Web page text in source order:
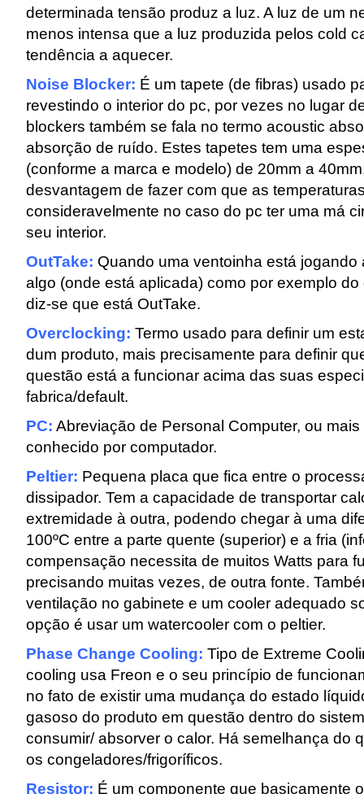
determinada tensão produz a luz. A luz de um
menos intensa que a luz produzida pelos cold
tendência a aquecer.
Noise Blocker: É um tapete (de fibras) usado
revestindo o interior do pc, por vezes no lugar
blockers também se fala no termo acoustic
absorção de ruído. Estes tapetes tem uma
(conforme a marca e modelo) de 20mm a
desvantagem de fazer com que as
consideravelmente no caso do pc ter uma má
seu interior.
OutTake: Quando uma ventoinha está jogando
algo (onde está aplicada) como por exemplo
diz-se que está OutTake.
Overclocking: Termo usado para definir um
dum produto, mais precisamente para definir
questão está a funcionar acima das suas
fabrica/default.
PC: Abreviação de Personal Computer, ou
conhecido por computador.
Peltier: Pequena placa que fica entre o
dissipador. Tem a capacidade de transportar
extremidade à outra, podendo chegar à uma
100ºC entre a parte quente (superior) e a fria
compensação necessita de muitos Watts para
precisando muitas vezes, de outra fonte.
ventilação no gabinete e um cooler adequado
opção é usar um watercooler com o peltier.
Phase Change Cooling: Tipo de Extreme
cooling usa Freon e o seu princípio de
no fato de existir uma mudança do estado
gasoso do produto em questão dentro do
consumir/ absorver o calor. Há semelhança do
os congeladores/frigoríficos.
Resistor: É um componente que basicamente